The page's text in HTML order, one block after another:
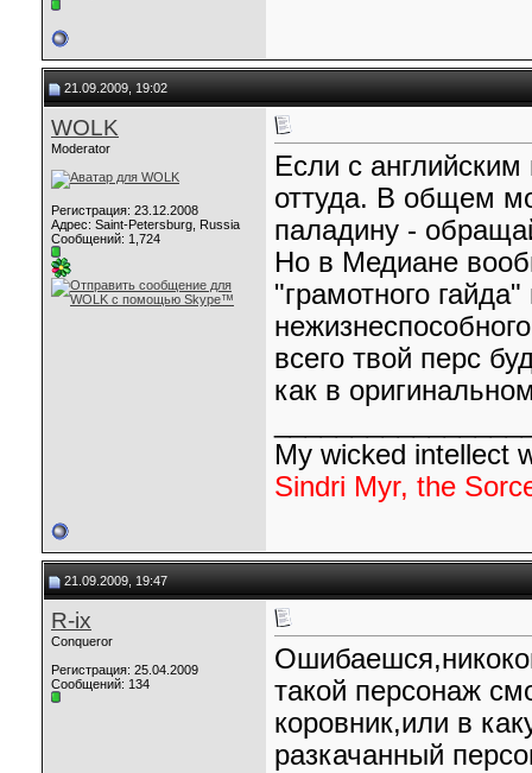
21.09.2009, 19:02
WOLK
Moderator
Регистрация: 23.12.2008
Адрес: Saint-Petersburg, Russia
Сообщений: 1,724
Если с
оттуда. В общем
паладину -
Но в Медиане
"грамотного
всего твой перс
как в
My wicked intellect
Sindri Myr, the
21.09.2009, 19:47
R-ix
Conqueror
Регистрация: 25.04.2009
Сообщений: 134
такой персонаж
коровник,или в
разкачанный